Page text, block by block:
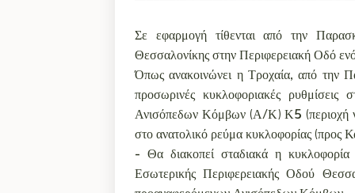
Σε εφαρμογή τίθενται από την
Θεσσαλονίκης στην Περιφερειακή Οδό
Όπως ανακοινώνει η Τροχαία, από την
προσωρινές κυκλοφοριακές
Ανισόπεδων Κόμβων (Α/Κ) Κ5 (περιοχή
στο ανατολικό ρεύμα κυκλοφορίας (προς
- Θα διακοπεί σταδιακά η
Εσωτερικής Περιφερειακής Οδού